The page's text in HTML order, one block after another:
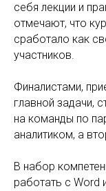
себя лекции и
отмечают, что
сработало как
участников.
Финалистами,
главной задачи,
на команды по
аналитиком, а
В набор
работать с Word